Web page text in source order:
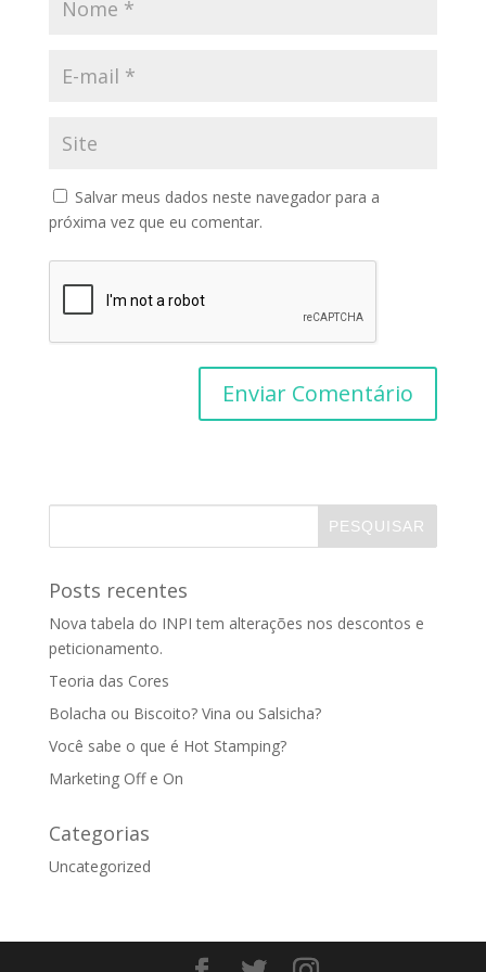
Salvar meus dados neste navegador para a
próxima vez que eu comentar.
Posts recentes
Nova tabela do INPI tem alterações nos descontos e
peticionamento.
Teoria das Cores
Bolacha ou Biscoito? Vina ou Salsicha?
Você sabe o que é Hot Stamping?
Marketing Off e On
Categorias
Uncategorized